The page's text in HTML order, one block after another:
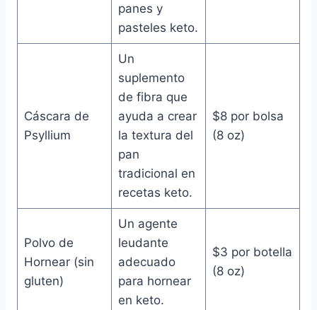
panes y
pasteles keto.
Cáscara de
Psyllium
Un
suplemento
de fibra que
ayuda a crear
la textura del
pan
tradicional en
recetas keto.
$8 por bolsa
(8 oz)
Polvo de
Hornear (sin
gluten)
Un agente
leudante
adecuado
para hornear
en keto.
$3 por botella
(8 oz)